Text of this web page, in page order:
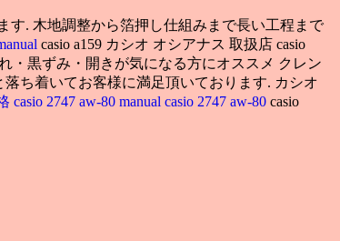
す. 木地調整から箔押し仕組みまで長い工程まで
casio a159 カシオ オシアナス 取扱店 casio
・黒ずみ・開きが気になる方にオススメ クレン
ち着いてお客様に満足頂いております. カシオ
casio 2747 aw-80 manual casio 2747 aw-80 casio